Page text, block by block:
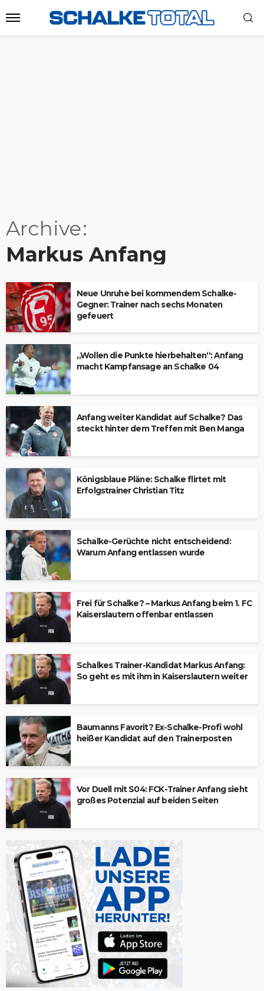
Archive
Markus Anfang
Neue Unruhe bei kommendem Schalke-
Gegner: Trainer nach sechs Monaten
gefeuert
„Wollen die Punkte hierbehalten“: Anfang
macht Kampfansage an Schalke 04
Anfang weiter Kandidat auf Schalke? Das
steckt hinter dem Treffen mit Ben Manga
Königsblaue Pläne: Schalke flirtet mit
Erfolgstrainer Christian Titz
Schalke-Gerüchte nicht entscheidend:
Warum Anfang entlassen wurde
Frei für Schalke? – Markus Anfang beim 1. FC
Kaiserslautern offenbar entlassen
Schalkes Trainer-Kandidat Markus Anfang:
So geht es mit ihm in Kaiserslautern weiter
Baumanns Favorit? Ex-Schalke-Profi wohl
heißer Kandidat auf den Trainerposten
Vor Duell mit S04: FCK-Trainer Anfang sieht
großes Potenzial auf beiden Seiten